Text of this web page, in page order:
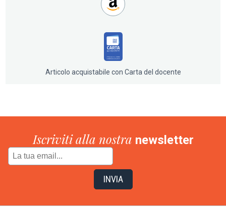
romantici (Schumann, Liszt, Chopin) e prosegue fino alle
innovazioni novecentesche, che pure non smentiscono
Articolo acquistabile con Carta del docente
Iscriviti alla nostra newsletter